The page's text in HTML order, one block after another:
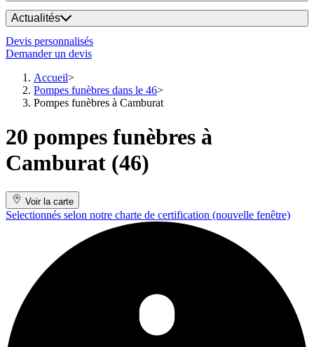
Actualités
Devis personnalisés
Demander un devis
Accueil
Pompes funèbres dans le 46
Pompes funèbres à Camburat
20 pompes funèbres à
Camburat (46)
Voir la carte
Selectionnés selon notre charte de certification (nouvelle fenêtre)